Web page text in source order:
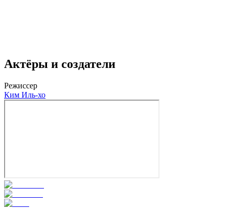
Актёры и создатели
Режиссер
Ким Иль-хо